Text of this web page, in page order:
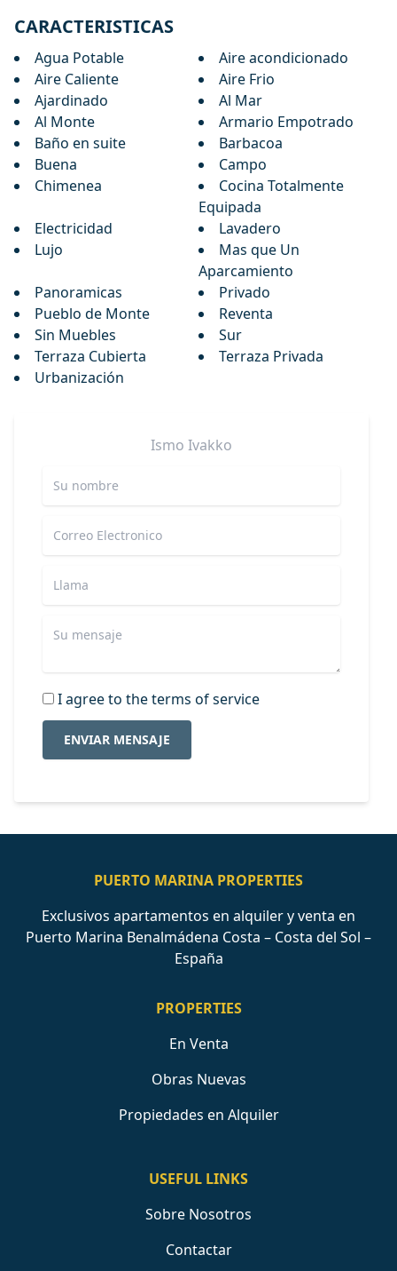
CARACTERISTICAS
Agua Potable
Aire acondicionado
Aire Caliente
Aire Frio
Ajardinado
Al Mar
Al Monte
Armario Empotrado
Baño en suite
Barbacoa
Buena
Campo
Chimenea
Cocina Totalmente
Equipada
Electricidad
Lavadero
Lujo
Mas que Un
Aparcamiento
Panoramicas
Privado
Pueblo de Monte
Reventa
Sin Muebles
Sur
Terraza Cubierta
Terraza Privada
Urbanización
Ismo Ivakko
I agree to the terms of service
ENVIAR MENSAJE
PUERTO MARINA PROPERTIES
Exclusivos apartamentos en alquiler y venta en
Puerto Marina Benalmádena Costa – Costa del Sol –
España
PROPERTIES
En Venta
Obras Nuevas
Propiedades en Alquiler
USEFUL LINKS
Sobre Nosotros
Contactar